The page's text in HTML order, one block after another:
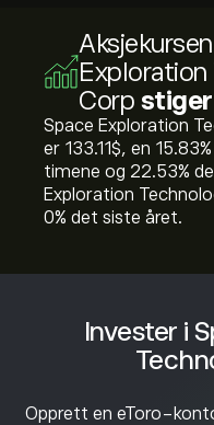
Invester i
Opprett en eToro-
Exploration
Corp stiger
Space Exploration
er 133.11‎$‎, en
timene og ‎22.53‎%
Exploration
‎0‎% det siste året.